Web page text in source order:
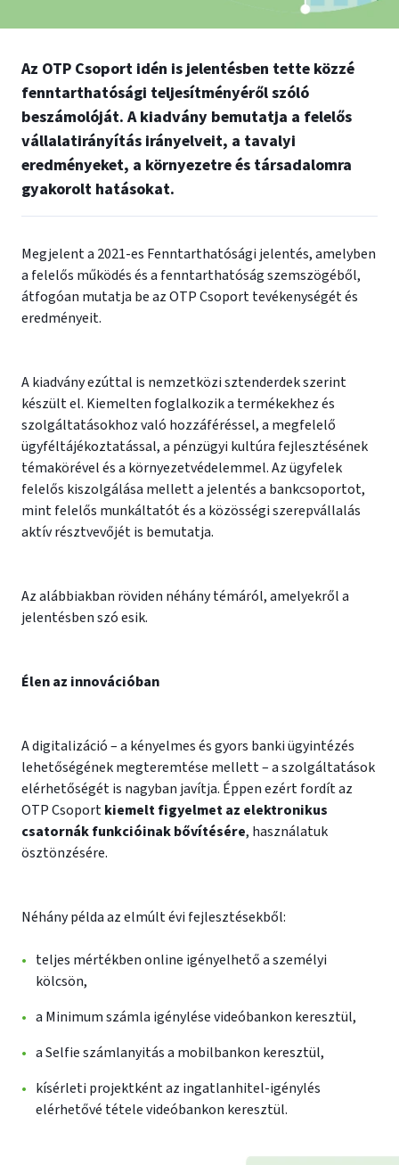
Az OTP Csoport idén is jelentésben tette közzé
fenntarthatósági teljesítményéről szóló
beszámolóját. A kiadvány bemutatja a felelős
vállalatirányítás irányelveit, a tavalyi
eredményeket, a környezetre és társadalomra
gyakorolt hatásokat.
Megjelent a 2021-es Fenntarthatósági jelentés, amelyben
a felelős működés és a fenntarthatóság szemszögéből,
átfogóan mutatja be az OTP Csoport tevékenységét és
eredményeit.
A kiadvány ezúttal is nemzetközi sztenderdek szerint
készült el. Kiemelten foglalkozik a termékekhez és
szolgáltatásokhoz való hozzáféréssel, a megfelelő
ügyféltájékoztatással, a pénzügyi kultúra fejlesztésének
témakörével és a környezetvédelemmel. Az ügyfelek
felelős kiszolgálása mellett a jelentés a bankcsoportot,
mint felelős munkáltatót és a közösségi szerepvállalás
aktív résztvevőjét is bemutatja.
Az alábbiakban röviden néhány témáról, amelyekről a
jelentésben szó esik.
Élen az innovációban
A digitalizáció – a kényelmes és gyors banki ügyintézés
lehetőségének megteremtése mellett – a szolgáltatások
elérhetőségét is nagyban javítja. Éppen ezért fordít az
OTP Csoportkiemelt figyelmet az elektronikus
csatornák funkcióinak bővítésére, használatuk
ösztönzésére.
Néhány példa az elmúlt évi fejlesztésekből:
teljes mértékben online igényelhető a személyi
kölcsön,
a Minimum számla igénylése videóbankon keresztül,
a Selfie számlanyitás a mobilbankon keresztül,
kísérleti projektként az ingatlanhitel-igénylés
elérhetővé tétele videóbankon keresztül.